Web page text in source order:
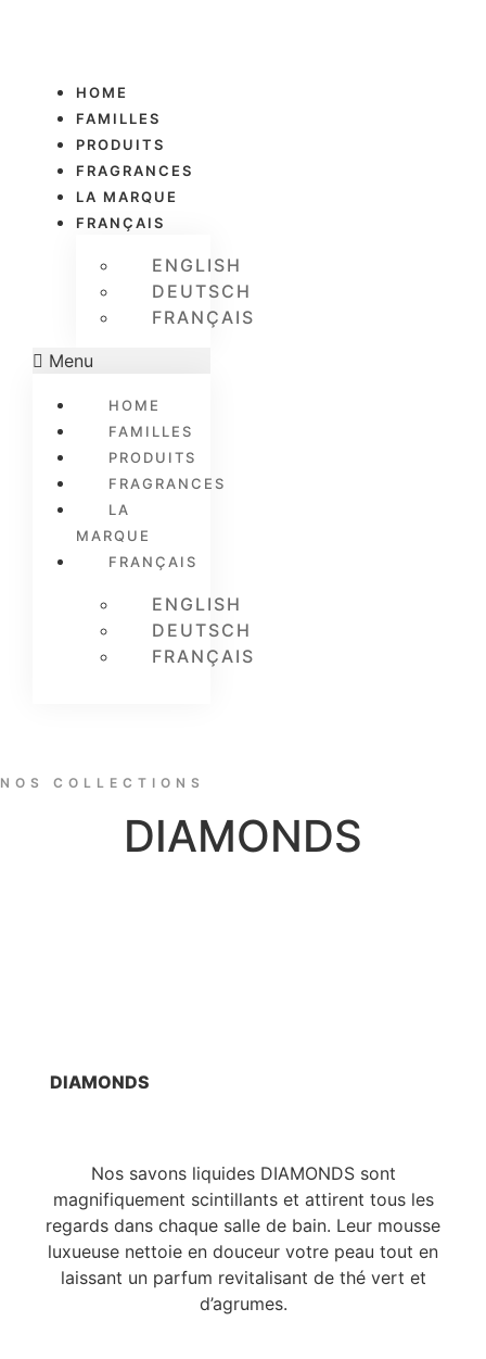
HOME
FAMILLES
PRODUITS
FRAGRANCES
LA MARQUE
FRANÇAIS
ENGLISH
DEUTSCH
FRANÇAIS
Menu
HOME
FAMILLES
PRODUITS
FRAGRANCES
LA
MARQUE
FRANÇAIS
ENGLISH
DEUTSCH
FRANÇAIS
NOS COLLECTIONS
DIAMONDS
DIAMONDS
Nos savons liquides DIAMONDS sont
magnifiquement scintillants et attirent tous les
regards dans chaque salle de bain. Leur mousse
luxueuse nettoie en douceur votre peau tout en
laissant un parfum revitalisant de thé vert et
d’agrumes.